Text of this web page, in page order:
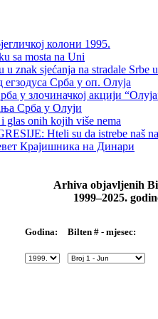
колони 1995.
sa mosta na Uni
znak sjećanja na stradale Srbe
Срба у оп. Олуја
у злочиначкој акцији
Срба у Олуји
glas onih kojih više nema
Hteli su da istrebe naš
Крајишника на Динари
Arhiva objavljenih
1999–2025.
Godina: Bilten # - mjesec: